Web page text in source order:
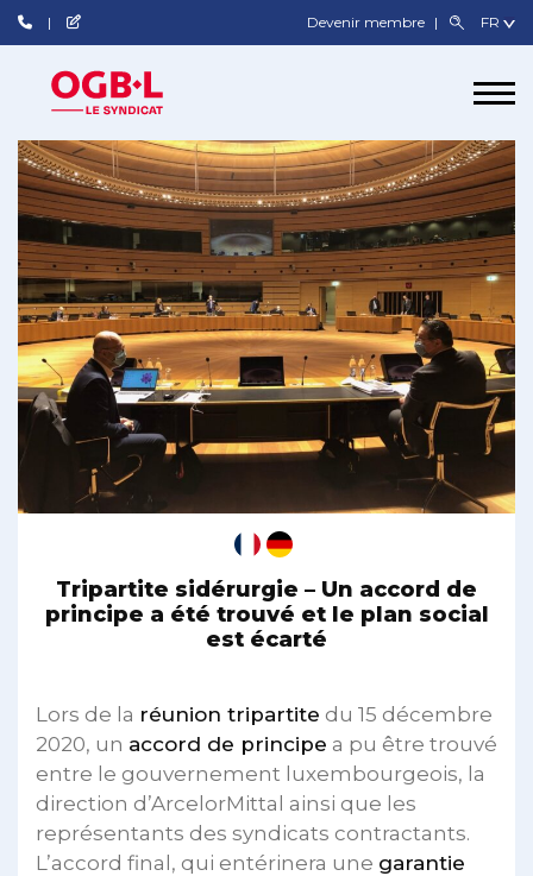
Devenir membre
Tripartite sidérurgie – Un accord de
principe a été trouvé et le plan social
est écarté
Lors de la réunion tripartite du 15 décembre
2020, un accord de principe a pu être trouvé
entre le gouvernement luxembourgeois, la
direction d’ArcelorMittal ainsi que les
représentants des syndicats contractants.
L’accord final, qui entérinera une garantie